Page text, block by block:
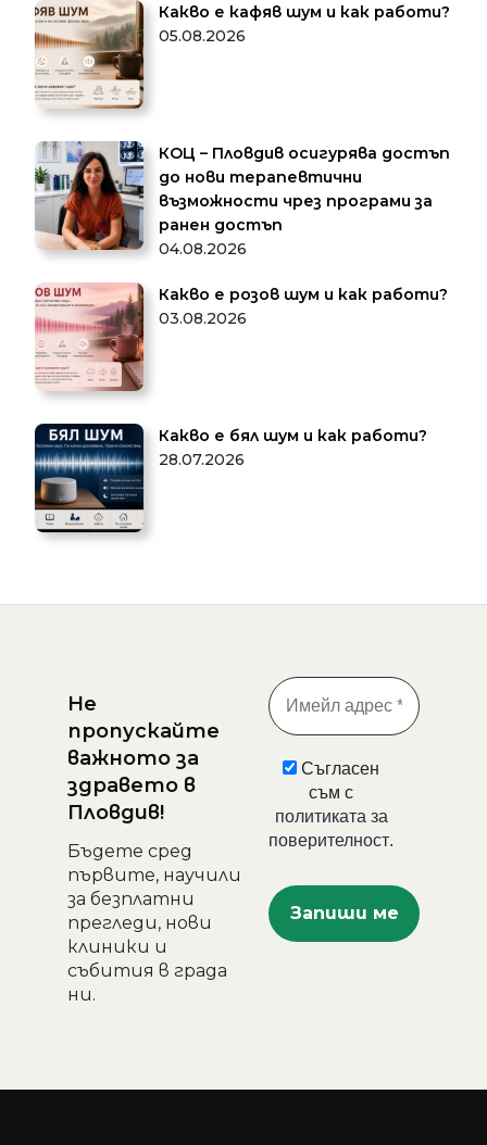
Какво е кафяв шум и как работи?
05.08.2026
КОЦ – Пловдив осигурява достъп
до нови терапевтични
възможности чрез програми за
ранен достъп
04.08.2026
Какво е розов шум и как работи?
03.08.2026
Какво е бял шум и как работи?
28.07.2026
Не
пропускайте
важното за
здравето в
Пловдив!
Бъдете сред
първите, научили
за безплатни
прегледи, нови
клиники и
събития в града
ни.
Съгласен
съм с
политиката за
поверителност.